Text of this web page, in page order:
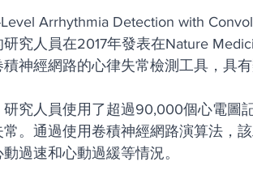
Level Arrhythmia Detection with
究人員在2017年發表在Nature
神經網路的心律失常檢測工具，具
研究人員使用了超過90,000個心電圖
。通過使用卷積神經網路演算法，
過速和心動過緩等情況。